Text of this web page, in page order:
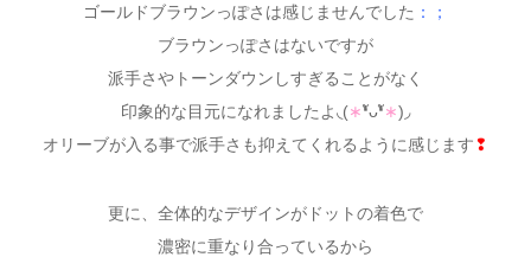
ゴールドブラウンっぽさは感じませんでした ：；
ブラウンっぽさはないですが
派手さやトーンダウンしすぎることがなく
印象的な目元になれましたよ◟(∗❛ัᴗ❛ั∗)◞
オリーブが入る事で派手さも抑えてくれるように感じます❢
更に、全体的なデザインがドットの着色で
濃密に重なり合っているから